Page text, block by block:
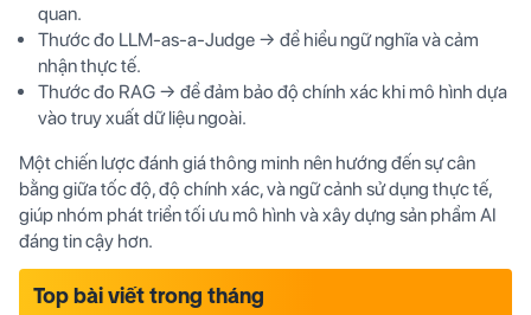
quan.
Thước đo LLM-as-a-Judge → để hiểu ngữ nghĩa và cảm
nhận thực tế.
Thước đo RAG → để đảm bảo độ chính xác khi mô hình dựa
vào truy xuất dữ liệu ngoài.
Một chiến lược đánh giá thông minh nên hướng đến sự cân
bằng giữa tốc độ, độ chính xác, và ngữ cảnh sử dụng thực tế,
giúp nhóm phát triển tối ưu mô hình và xây dựng sản phẩm AI
đáng tin cậy hơn.
Top bài viết trong tháng